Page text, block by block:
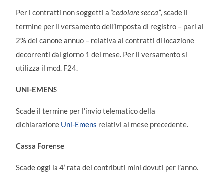
Per i contratti non soggetti a “cedolare secca”, scade il
termine per il versamento dell’imposta di registro – pari al
2% del canone annuo – relativa ai contratti di locazione
decorrenti dal giorno 1 del mese. Per il versamento si
utilizza il mod. F24.
UNI-EMENS
Scade il termine per l’invio telematico della
dichiarazione Uni-Emens relativi al mese precedente.
Cassa Forense
Scade oggi la 4’ rata dei contributi mini dovuti per l’anno.